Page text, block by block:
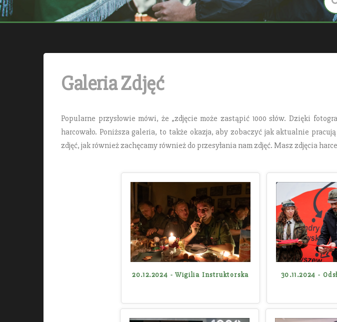
Galeria Zdjęć
Popularne przysłowie mówi, że „zdjęcie może zastąpić 1000 słów. Dzięki
harcowało. Poniższa galeria, to także okazja, aby zobaczyć jak aktualnie
zdjęć, jak również zachęcamy również do przesyłania nam zdjęć. Masz zdjęcia
20.12.2024 - Wigilia Instruktorska 30.11.2024 -